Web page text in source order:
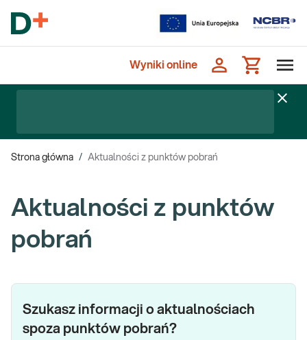
Wyniki online
Strona główna / Aktualności z punktów pobrań
Aktualności z punktów
pobrań
Szukasz informacji o aktualnościach
spoza punktów pobrań?